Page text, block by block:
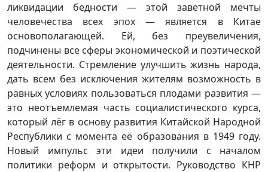
ликвидации бедности — этой заветной мечты
человечества всех эпох — является в Китае
основополагающей. Ей, без преувеличения,
подчинены все сферы экономической и поэтической
деятельности. Стремление улучшить жизнь народа,
дать всем без исключения жителям возможность в
равных условиях пользоваться плодами развития —
это неотъемлемая часть социалистического курса,
который лёг в основу развития Китайской Народной
Республики с момента её образования в 1949 году.
Новый импульс эти идеи получили с началом
политики реформ и открытости. Руководство КНР